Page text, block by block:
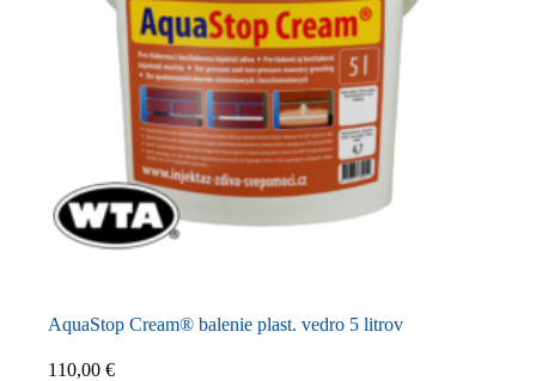
AquaStop Cream® balenie plast. vedro 5 litrov
110,00 €